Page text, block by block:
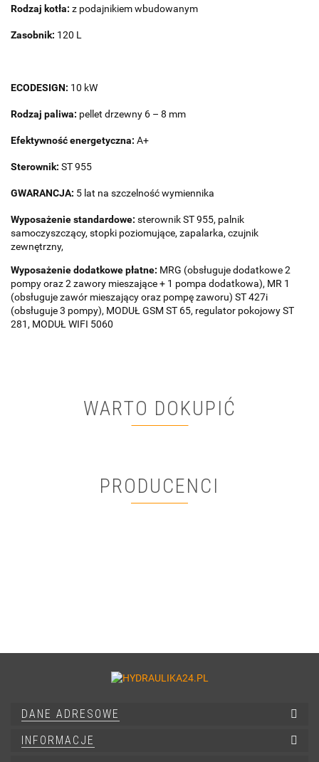
Rodzaj kotła: z podajnikiem wbudowanym
Zasobnik: 120 L
ECODESIGN: 10 kW
Rodzaj paliwa: pellet drzewny 6 – 8 mm
Efektywność energetyczna: A+
Sterownik: ST 955
GWARANCJA: 5 lat na szczelność wymiennika
Wyposażenie standardowe: sterownik ST 955, palnik
samoczyszczący, stopki poziomujące, zapalarka, czujnik
zewnętrzny,
Wyposażenie dodatkowe płatne: MRG (obsługuje dodatkowe 2
pompy oraz 2 zawory mieszające + 1 pompa dodatkowa), MR 1
(obsługuje zawór mieszający oraz pompę zaworu) ST 427i
(obsługuje 3 pompy), MODUŁ GSM ST 65, regulator pokojowy ST
281, MODUŁ WIFI 5060
WARTO DOKUPIĆ
PRODUCENCI
DANE ADRESOWE
INFORMACJE